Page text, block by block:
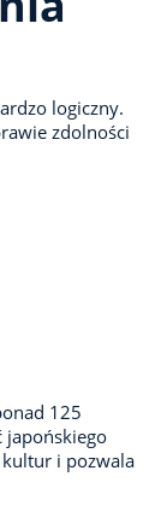
logiczny.
zdolności
125
japońskiego
i pozwala